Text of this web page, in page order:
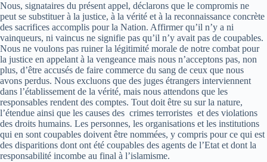
Nous, signataires du présent appel, déclarons que le compromis ne
peut se substituer à la justice, à la vérité et à la reconnaissance concrète
des sacrifices accomplis pour la Nation. Affirmer qu’il n’y a ni
vainqueurs, ni vaincus ne signifie pas qu’il n’y avait pas de coupables.
Nous ne voulons pas ruiner la légitimité morale de notre combat pour
la justice en appelant à la vengeance mais nous n’acceptons pas, non
plus, d’être accusés de faire commerce du sang de ceux que nous
avons perdus. Nous excluons que des juges étrangers interviennent
dans l’établissement de la vérité, mais nous attendons que les
responsables rendent des comptes. Tout doit être su sur la nature,
l’étendue ainsi que les causes des crimes terroristes et des violations
des droits humains. Les personnes, les organisations et les institutions
qui en sont coupables doivent être nommées, y compris pour ce qui est
des disparitions dont ont été coupables des agents de l’Etat et dont la
responsabilité incombe au final à l’islamisme.